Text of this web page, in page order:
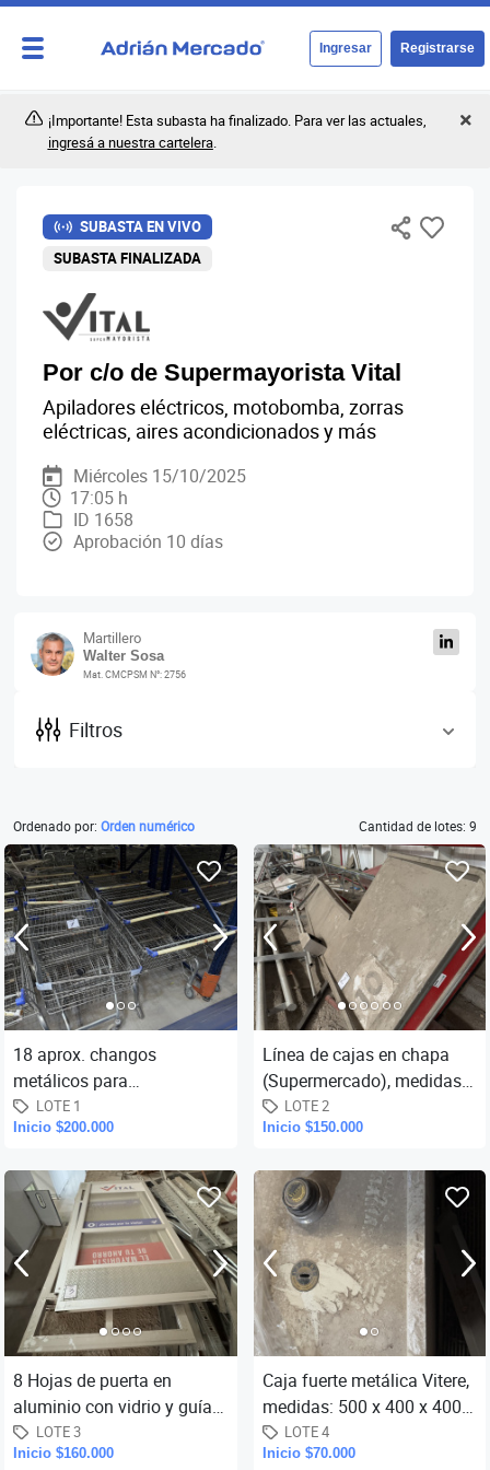
Ingresar Registrarse
¡Importante! Esta subasta ha finalizado. Para ver las actuales,
ingresá a nuestra cartelera.
Por c/o de Supermayorista Vital
SUBASTA EN VIVO
SUBASTA FINALIZADA
Apiladores eléctricos, motobomba, zorras
eléctricas, aires acondicionados y más
Miércoles 15/10/2025
17:05 h
ID 1658
Aprobación 10 días
Martillero
Walter Sosa
Mat. CMCPSM N°: 2756
Filtros
Ordenado por: Orden numérico Cantidad de lotes: 9
18 aprox. changos
metálicos para
supermercado Tecnicar, (en
el estado en que se
LOTE 1
Inicio $200.000
Línea de cajas en chapa
(Supermercado), medidas:
4,20 x 1,20 mts., cinta con
banda de goma, de 2,10...
LOTE 2
Inicio $150.000
8 Hojas de puerta en
aluminio con vidrio y guía
superior, medidas: 3,00 x
1,28 mts.-
LOTE 3
Inicio $160.000
Caja fuerte metálica Vitere,
medidas: 500 x 400 x 400
mm. de profundidad, (sin
llave).-
LOTE 4
Inicio $70.000